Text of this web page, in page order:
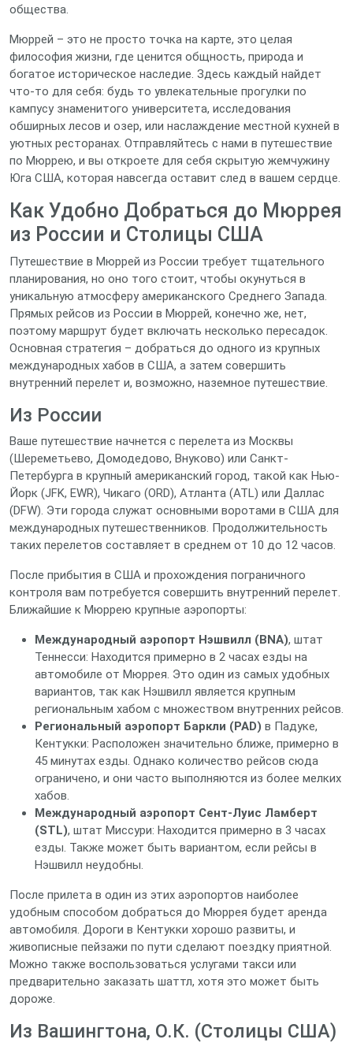
общества.
Мюррей – это не просто точка на карте, это целая
философия жизни, где ценится общность, природа и
богатое историческое наследие. Здесь каждый найдет
что-то для себя: будь то увлекательные прогулки по
кампусу знаменитого университета, исследования
обширных лесов и озер, или наслаждение местной кухней в
уютных ресторанах. Отправляйтесь с нами в путешествие
по Мюррею, и вы откроете для себя скрытую жемчужину
Юга США, которая навсегда оставит след в вашем сердце.
Как Удобно Добраться до Мюррея
из России и Столицы США
Путешествие в Мюррей из России требует тщательного
планирования, но оно того стоит, чтобы окунуться в
уникальную атмосферу американского Среднего Запада.
Прямых рейсов из России в Мюррей, конечно же, нет,
поэтому маршрут будет включать несколько пересадок.
Основная стратегия – добраться до одного из крупных
международных хабов в США, а затем совершить
внутренний перелет и, возможно, наземное путешествие.
Из России
Ваше путешествие начнется с перелета из Москвы
(Шереметьево, Домодедово, Внуково) или Санкт-
Петербурга в крупный американский город, такой как Нью-
Йорк (JFK, EWR), Чикаго (ORD), Атланта (ATL) или Даллас
(DFW). Эти города служат основными воротами в США для
международных путешественников. Продолжительность
таких перелетов составляет в среднем от 10 до 12 часов.
После прибытия в США и прохождения пограничного
контроля вам потребуется совершить внутренний перелет.
Ближайшие к Мюррею крупные аэропорты:
Международный аэропорт Нэшвилл (BNA), штат
Теннесси: Находится примерно в 2 часах езды на
автомобиле от Мюррея. Это один из самых удобных
вариантов, так как Нэшвилл является крупным
региональным хабом с множеством внутренних рейсов.
Региональный аэропорт Баркли (PAD) в Падуке,
Кентукки: Расположен значительно ближе, примерно в
45 минутах езды. Однако количество рейсов сюда
ограничено, и они часто выполняются из более мелких
хабов.
Международный аэропорт Сент-Луис Ламберт
(STL), штат Миссури: Находится примерно в 3 часах
езды. Также может быть вариантом, если рейсы в
Нэшвилл неудобны.
После прилета в один из этих аэропортов наиболее
удобным способом добраться до Мюррея будет аренда
автомобиля. Дороги в Кентукки хорошо развиты, и
живописные пейзажи по пути сделают поездку приятной.
Можно также воспользоваться услугами такси или
предварительно заказать шаттл, хотя это может быть
дороже.
Из Вашингтона, О.К. (Столицы США)